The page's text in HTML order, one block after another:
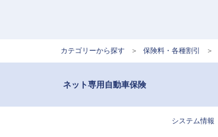
カテゴリーから探す > 保険料・各種割引 >
ネット専用自動車保険
システム情報